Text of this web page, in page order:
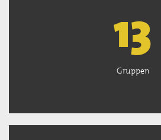
13
Gruppen